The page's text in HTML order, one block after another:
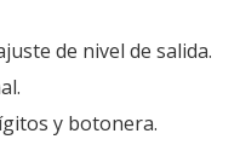
de nivel de salida.
y botonera.